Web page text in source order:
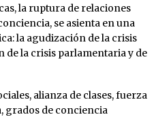
la ruptura de relaciones
se asienta en una
la agudización de la crisis
la crisis parlamentaria y de
alianza de clases, fuerza
grados de conciencia